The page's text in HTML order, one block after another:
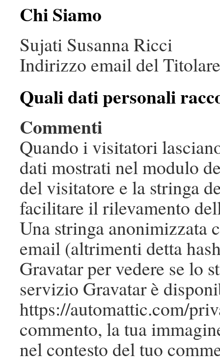
Chi Siamo
Sujati Susanna Ricci
Indirizzo email del
Quali dati personali
Commenti
Quando i visitatori
dati mostrati nel modulo
del visitatore e la stringa
facilitare il rilevamento
Una stringa anonimizzata
email (altrimenti detta
Gravatar per vedere se lo
servizio Gravatar è
https://automattic.com/
commento, la tua
nel contesto del tuo